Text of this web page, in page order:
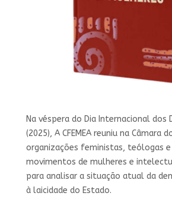
Na véspera do Dia Internacional dos
(2025), A CFEMEA reuniu na Câmara
organizações feministas, teólogas e
movimentos de mulheres e
para analisar a situação atual da
à laicidade do Estado.